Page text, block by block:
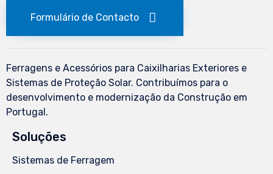
Formulário de Contacto
Ferragens e Acessórios para Caixilharias Exteriores e
Sistemas de Proteção Solar. Contribuímos para o
desenvolvimento e modernização da Construção em
Portugal.
Soluções
Sistemas de Ferragem